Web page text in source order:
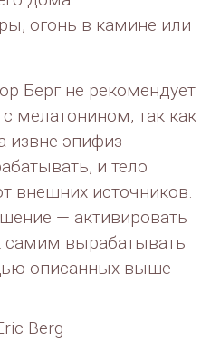
огонь в камине или
Берг не рекомендует
с мелатонином, так как
извне эпифиз
и тело
внешних источников.
— активировать
самим вырабатывать
описанных выше
Berg